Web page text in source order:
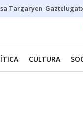
Targaryen
CULTURA